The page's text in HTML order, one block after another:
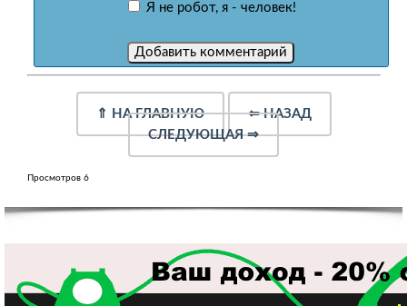
Я не робот, я - человек!
⇑ НА ГЛАВНУЮ ⇐НАЗАД
СЛЕДУЮЩАЯ⇒
Просмотров 6